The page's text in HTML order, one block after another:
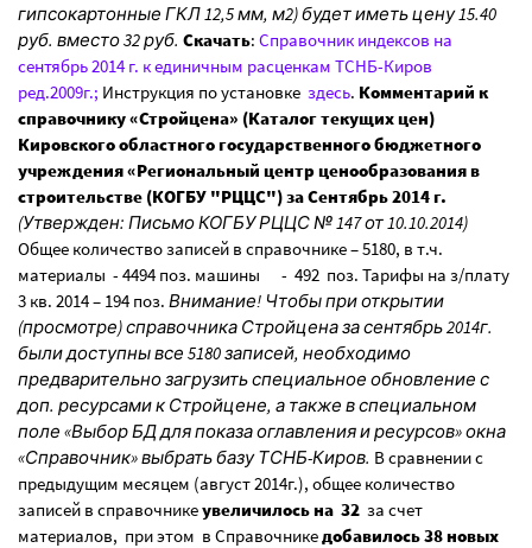
гипсокартонные ГКЛ 12,5 мм, м2) будет иметь цену 15.40
руб. вместо 32 руб. Скачать: Справочник индексов на
сентябрь 2014 г. к единичным расценкам ТСНБ-Киров
ред.2009г.; Инструкция по установке здесь. Комментарий к
справочнику «Стройцена» (Каталог текущих цен)
Кировского областного государственного бюджетного
учреждения «Региональный центр ценообразования в
строительстве (КОГБУ "РЦЦС") за Сентябрь 2014 г.
(Утвержден: Письмо КОГБУ РЦЦС № 147 от 10.10.2014)
Общее количество записей в справочнике – 5180, в т.ч.
материалы - 4494 поз. машины - 492 поз. Тарифы на з/плату
3 кв. 2014 – 194 поз. Внимание! Чтобы при открытии
(просмотре) справочника Стройцена за сентябрь 2014г.
были доступны все 5180 записей, необходимо
предварительно загрузить специальное обновление с
доп. ресурсами к Стройцене, а также в специальном
поле «Выбор БД для показа оглавления и ресурсов» окна
«Справочник» выбрать базу ТСНБ-Киров. В сравнении с
предыдущим месяцем (август 2014г.), общее количество
записей в справочникеувеличилось на 32 за счет
материалов, при этом в Справочнике добавилось 38 новых